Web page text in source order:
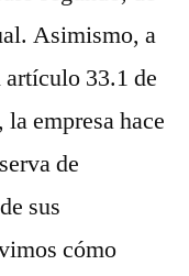
Asimismo, a
33.1 de
empresa hace
de
sus
cómo